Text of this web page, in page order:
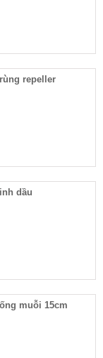
repeller
dầu
muỗi 15cm